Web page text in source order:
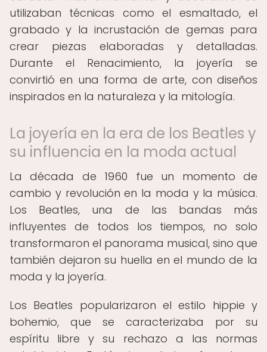
utilizaban técnicas como el esmaltado, el
grabado y la incrustación de gemas para
crear piezas elaboradas y detalladas.
Durante el Renacimiento, la joyería se
convirtió en una forma de arte, con diseños
inspirados en la naturaleza y la mitología.
La joyería en la era de los Beatles y
su influencia en la moda actual
La década de 1960 fue un momento de
cambio y revolución en la moda y la música.
Los Beatles, una de las bandas más
influyentes de todos los tiempos, no solo
transformaron el panorama musical, sino que
también dejaron su huella en el mundo de la
moda y la joyería.
Los Beatles popularizaron el estilo hippie y
bohemio, que se caracterizaba por su
espíritu libre y su rechazo a las normas